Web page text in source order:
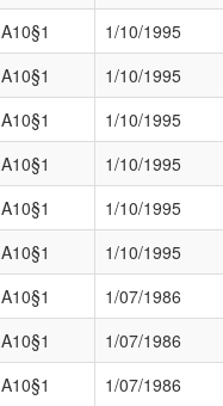
A10§1
1/10/1995
A10§1
1/10/1995
A10§1
1/10/1995
A10§1
1/10/1995
A10§1
1/10/1995
A10§1
1/10/1995
A10§1
1/07/1986
A10§1
1/07/1986
A10§1
1/07/1986